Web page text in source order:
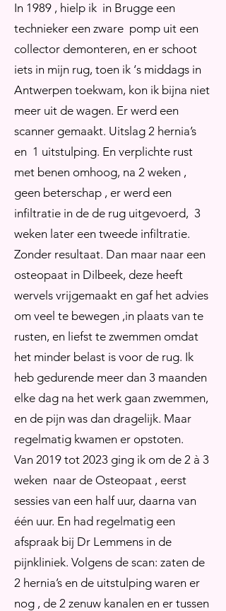
In 1989 , hielp ik in Brugge een
technieker een zware pomp uit een
collector demonteren, en er schoot
iets in mijn rug, toen ik ‘s middags in
Antwerpen toekwam, kon ik bijna niet
meer uit de wagen. Er werd een
scanner gemaakt. Uitslag 2 hernia’s
en 1 uitstulping. En verplichte rust
met benen omhoog, na 2 weken ,
geen beterschap , er werd een
infiltratie in de de rug uitgevoerd, 3
weken later een tweede infiltratie.
Zonder resultaat. Dan maar naar een
osteopaat in Dilbeek, deze heeft
wervels vrijgemaakt en gaf het advies
om veel te bewegen ,in plaats van te
rusten, en liefst te zwemmen omdat
het minder belast is voor de rug. Ik
heb gedurende meer dan 3 maanden
elke dag na het werk gaan zwemmen,
en de pijn was dan dragelijk. Maar
regelmatig kwamen er opstoten.
Van 2019 tot 2023 ging ik om de 2 à 3
weken naar de Osteopaat , eerst
sessies van een half uur, daarna van
één uur. En had regelmatig een
afspraak bij Dr Lemmens in de
pijnkliniek. Volgens de scan: zaten de
2 hernia’s en de uitstulping waren er
nog , de 2 zenuw kanalen en er tussen